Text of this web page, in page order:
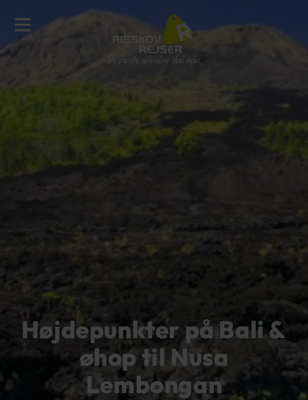
Højdepunkter på Bali &
øhop til Nusa
Lembongan